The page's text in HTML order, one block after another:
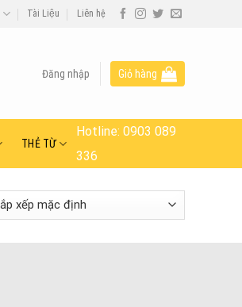
Tài Liệu Liên hệ
Đăng nhập Giỏ hàng
THẺ TỪ
Hotline:0903 089
336